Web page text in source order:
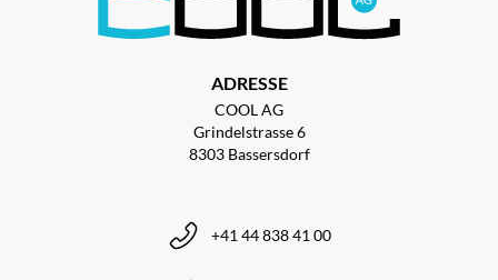
ADRESSE
COOL AG
Grindelstrasse 6
8303 Bassersdorf
+41 44 838 41 00